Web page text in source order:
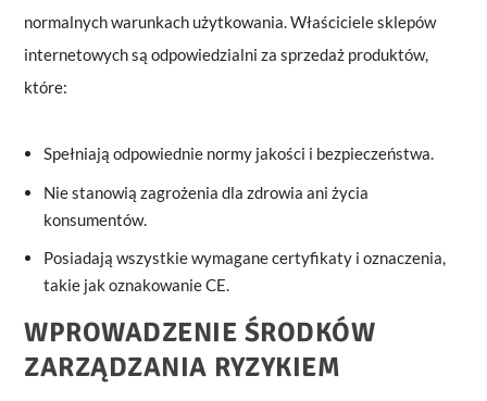
normalnych warunkach użytkowania. Właściciele sklepów
internetowych są odpowiedzialni za sprzedaż produktów,
które:
Spełniają odpowiednie normy jakości i bezpieczeństwa.
Nie stanowią zagrożenia dla zdrowia ani życia
konsumentów.
Posiadają wszystkie wymagane certyfikaty i oznaczenia,
takie jak oznakowanie CE.
WPROWADZENIE ŚRODKÓW
ZARZĄDZANIA RYZYKIEM